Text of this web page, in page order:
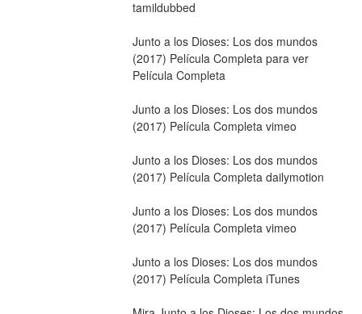
tamildubbed
Junto a los Dioses: Los dos mundos
(2017) Película Completa para ver
Película Completa
Junto a los Dioses: Los dos mundos
(2017) Película Completa vimeo
Junto a los Dioses: Los dos mundos
(2017) Película Completa dailymotion
Junto a los Dioses: Los dos mundos
(2017) Película Completa vimeo
Junto a los Dioses: Los dos mundos
(2017) Película Completa iTunes